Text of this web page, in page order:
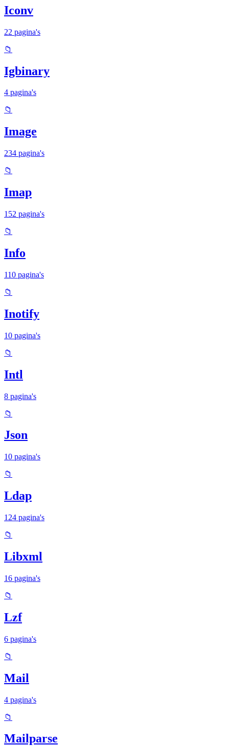
Iconv
22 pagina's
📁
Igbinary
4 pagina's
📁
Image
234 pagina's
📁
Imap
152 pagina's
📁
Info
110 pagina's
📁
Inotify
10 pagina's
📁
Intl
8 pagina's
📁
Json
10 pagina's
📁
Ldap
124 pagina's
📁
Libxml
16 pagina's
📁
Lzf
6 pagina's
📁
Mail
4 pagina's
📁
Mailparse